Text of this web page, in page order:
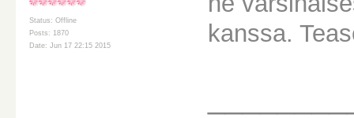
Status: Offline
Posts: 1870
Date: Jun 17 22:15 2015
kanssa.